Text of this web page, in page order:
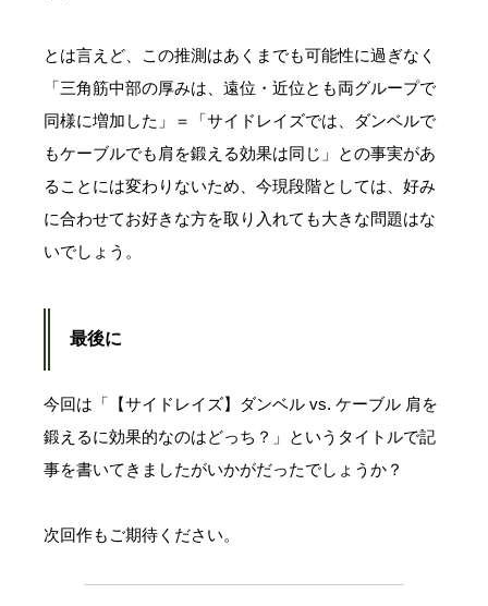
とは言えど、この推測はあくまでも可能性に過ぎなく
「三角筋中部の厚みは、遠位・近位とも両グループで
同様に増加した」＝「サイドレイズでは、ダンベルで
もケーブルでも肩を鍛える効果は同じ」との事実があ
ることには変わりないため、今現段階としては、好み
に合わせてお好きな方を取り入れても大きな問題はな
いでしょう。
最後に
今回は「【サイドレイズ】ダンベル vs. ケーブル 肩を
鍛えるに効果的なのはどっち？」というタイトルで記
事を書いてきましたがいかがだったでしょうか？
次回作もご期待ください。